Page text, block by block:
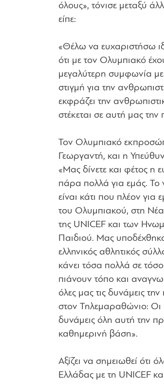
όλους», τόνισε μεταξύ
είπε:
«Θέλω να ευχαριστήσω
ότι με τον Ολυμπιακό
μεγαλύτερη συμφωνία με
στιγμή για την
εκφράζει την
στέκεται σε αυτή μας
Τον Ολυμπιακό
Γεωργαντή, και η
«Μας δίνετε και φέτος η
πάρα πολλά για εμάς. Το
είναι κάτι που πλέον
του Ολυμπιακού, στη
της UNICEF και των
Παιδιού. Μας
ελληνικός αθλητικός
κάνει τόσα πολλά σε
πιάνουν τόπο και
όλες μας τις δυνάμεις
στον Τηλεμαραθώνιο: Οι
δυνάμεις όλη αυτή την
καθημερινή βάση».
Αξίζει να σημειωθεί ότι
Ελλάδας με τη UNICEF